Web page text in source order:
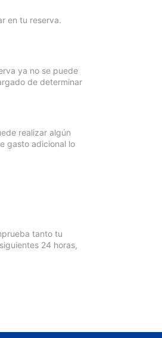
en tu reserva.
ya no se puede
de determinar
realizar algún
gasto adicional lo
tanto tu
24 horas,